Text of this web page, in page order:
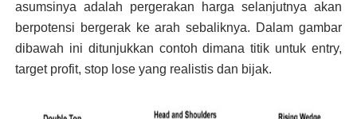
asumsinya adalah pergerakan harga selanjutnya akan
berpotensi bergerak ke arah sebaliknya. Dalam gambar
dibawah ini ditunjukkan contoh dimana titik untuk entry,
target profit, stop lose yang realistis dan bijak.